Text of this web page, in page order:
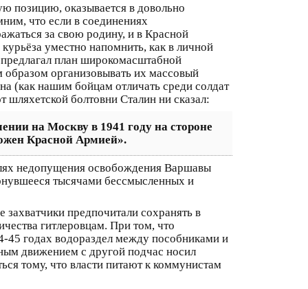
позицию, оказывается в довольно
что если в соединениях
за свою родину, и в Красной
уместно напомнить, как в личной
план широкомасштабной
образом организовывать их массовый
(как нашим бойцам отличать среди солдат
шляхетской болтовни Сталин ни сказал:
на Москву в 1941 году на стороне
Красной Армией».
недопущения освобождения Варшавы
тысячами бессмысленных и
предпочитали сохранять в
гитлеровцам. При том, что
45 годах водораздел между пособниками и
движением с другой подчас носил
тому, что власти питают к коммунистам